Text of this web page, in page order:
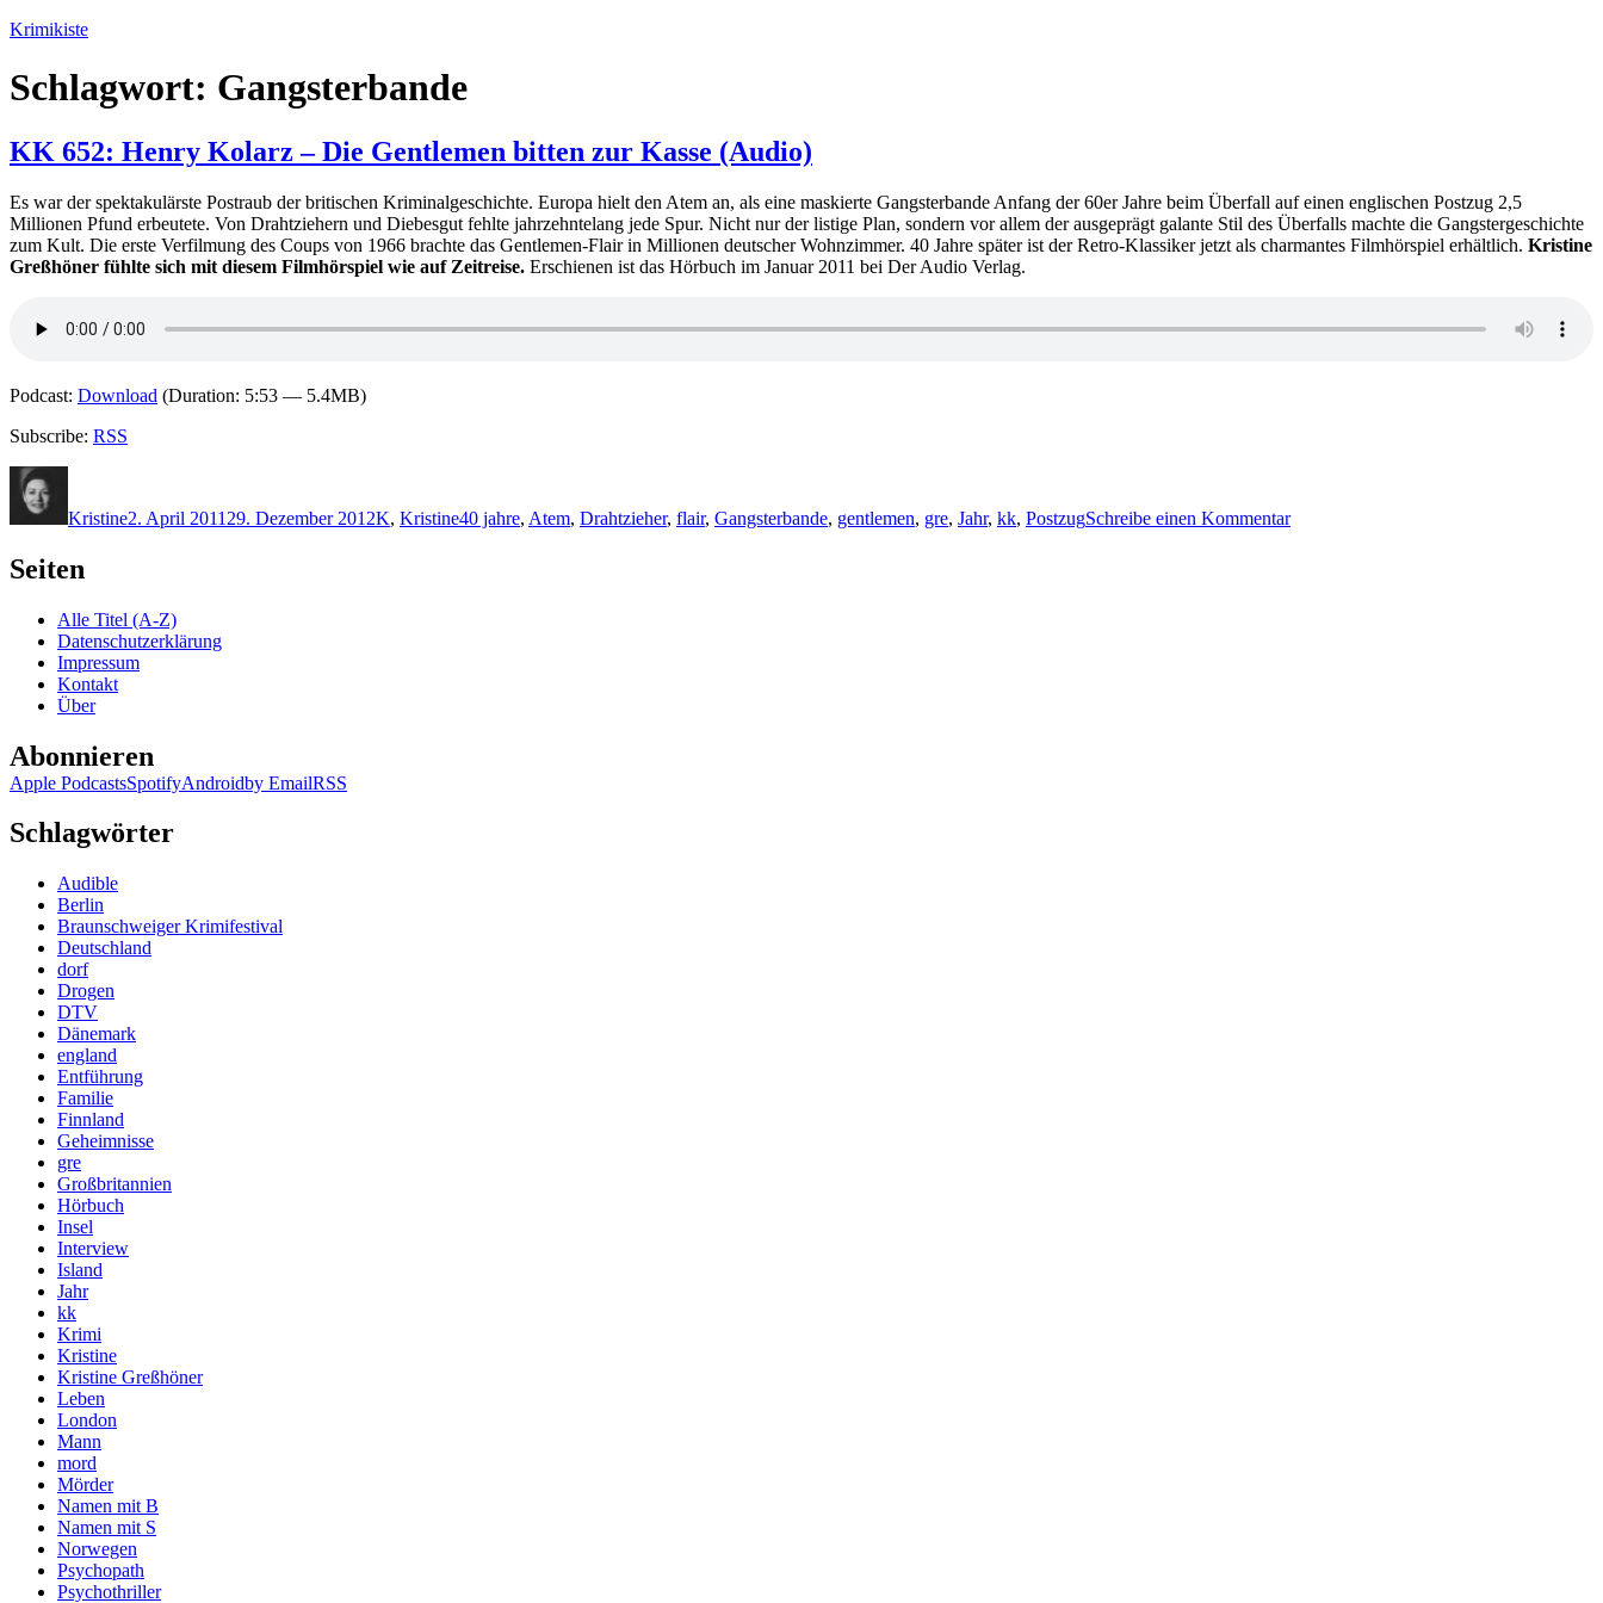
Zum
springen
Krimikiste
Schlagwort: Gangsterbande
KK 652: Henry Kolarz – Die Gentlemen bitten zur Kasse (Audio)
Es war der spektakulärste Postraub der britischen Kriminalgeschichte. Europa hielt den Atem an, als eine maskierte Gangsterbande Anfang der 60er Jahre beim Überfall auf einen englischen Postzug 2,5
Millionen Pfund erbeutete. Von Drahtziehern und Diebesgut fehlte jahrzehntelang jede Spur. Nicht nur der listige Plan, sondern vor allem der ausgeprägt galante Stil des Überfalls machte die Gangstergeschichte
zum Kult. Die erste Verfilmung des Coups von 1966 brachte das Gentlemen-Flair in Millionen deutscher Wohnzimmer. 40 Jahre später ist der Retro-Klassiker jetzt als charmantes Filmhörspiel erhältlich. Kristine
Greßhöner fühlte sich mit diesem Filmhörspiel wie auf Zeitreise. Erschienen ist das Hörbuch im Januar 2011 bei Der Audio Verlag.
Podcast: Download (Duration: 5:53 — 5.4MB)
Subscribe: RSS
Kristine2. April 2011 29. Dezember 2012K, Kristine40 jahre, Atem, Drahtzieher, flair, Gangsterbande, gentlemen, gre, Jahr, kk, PostzugSchreibe einen Kommentar652:
Seiten
Alle Titel (A-Z)
Datenschutzerklärung
Impressum
Kontakt
Über
Abonnieren
Apple PodcastsSpotifyAndroidby EmailRSS
Schlagwörter
Audible
Berlin
Braunschweiger Krimifestival
Deutschland
dorf
Drogen
DTV
Dänemark
england
Entführung
Familie
Finnland
Geheimnisse
gre
Großbritannien
Hörbuch
Insel
Interview
Island
Jahr
kk
Krimi
Kristine
Kristine Greßhöner
Leben
London
Mann
mord
Mörder
Namen mit B
Namen mit S
Norwegen
Psychopath
Psychothriller